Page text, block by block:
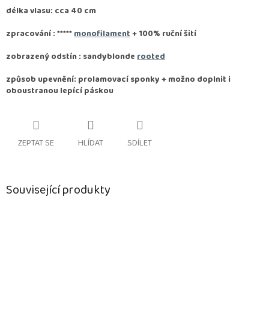
délka vlasu: cca 40 cm
zpracování :*****monofilament+ 100% ruční šití
zobrazený odstín : sandyblonderooted
způsob upevnění: prolamovací sponky + možno doplnit i
oboustranou lepící páskou
ZEPTAT SE HLÍDAT SDÍLET
Související produkty